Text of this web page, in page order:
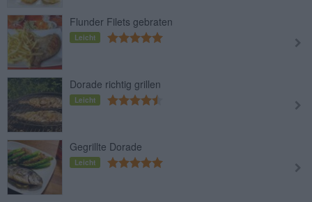
Flunder Filets gebraten
Leicht
Dorade richtig grillen
Leicht
Gegrillte Dorade
Leicht